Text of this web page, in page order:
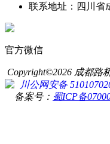
联系地址：四川省
官方微信
Copyright©2026 成都路
川公网安备
备案号： 蜀ICP备